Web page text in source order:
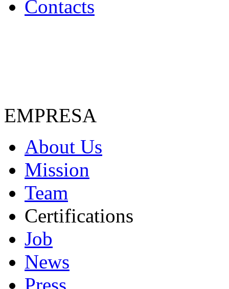
Contacts
EMPRESA
About Us
Mission
Team
Certifications
Job
News